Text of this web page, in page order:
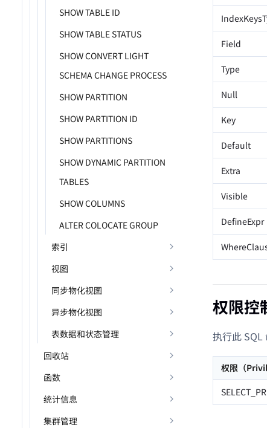
SHOW TABLE ID
SHOW TABLE STATUS
SHOW CONVERT LIGHT
SCHEMA CHANGE PROCESS
SHOW PARTITION
SHOW PARTITION ID
SHOW PARTITIONS
SHOW DYNAMIC PARTITION
TABLES
SHOW COLUMNS
ALTER COLOCATE GROUP
索引
视图
同步物化视图
异步物化视图
表数据和状态管理
回收站
函数
统计信息
集群管理
Field
Type
Null
Key
Default
Extra
Visible
DefineExpr
权限控
执行此 SQL
权限（